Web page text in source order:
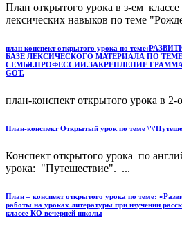
План открытого урока в з-ем
лексических навыков по теме
план конспект открытого урока по
БАЗЕ ЛЕКСИЧЕСКОГО МАТЕРИАЛА ПО
СЕМЬЯ.ПРОФЕССИИ.ЗАКРЕПЛЕНИЕ
GOT.
план-конспект открытого урока в 2-
План-конспект Открытый урок по теме
Конспект открытого урока по
урока: "Путешествие". ...
План – конспект открытого урока по теме:
работы на уроках литературы при изучении
классе КО вечерней школы